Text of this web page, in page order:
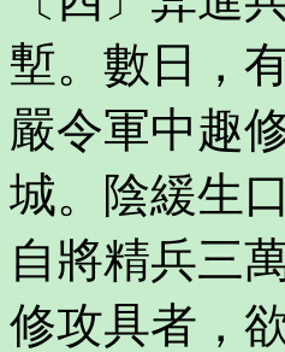
塹。數日，
嚴令軍中趣
城。陰緩生
自將精兵三
修攻具者，